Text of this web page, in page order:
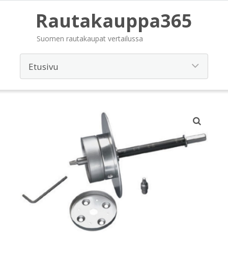
Rautakauppa365
Suomen rautakaupat vertailussa